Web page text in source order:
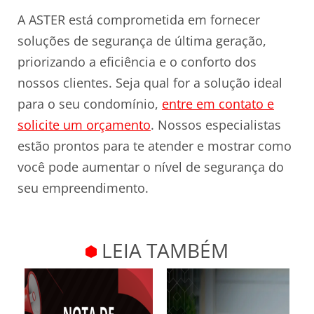
A ASTER está comprometida em fornecer
soluções de segurança de última geração,
priorizando a eficiência e o conforto dos
nossos clientes. Seja qual for a solução ideal
para o seu condomínio, entre em contato e
solicite um orçamento. Nossos especialistas
estão prontos para te atender e mostrar como
você pode aumentar o nível de segurança do
seu empreendimento.
LEIA TAMBÉM